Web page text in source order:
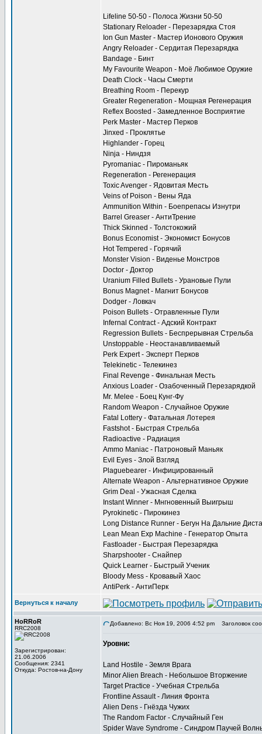
Lifeline 50-50 - Полоса Жизни 50-50
Stationary Reloader - Перезарядка Стоя
Ion Gun Master - Мастер Ионового Оружия
Angry Reloader - Сердитая Перезарядка
Bandage - Бинт
My Favourite Weapon - Моё Любимое Оружие
Death Clock - Часы Смерти
Breathing Room - Перекур
Greater Regeneration - Мощная Регенерация
Reflex Boosted - Замедленное Восприятие
Perk Master - Мастер Перков
Jinxed - Проклятье
Highlander - Горец
Ninja - Ниндзя
Pyromaniac - Пироманьяк
Regeneration - Регенерация
Toxic Avenger - Ядовитая Месть
Veins of Poison - Вены Яда
Ammunition Within - Боепрепасы Изнутри
Barrel Greaser - АнтиТрение
Thick Skinned - Толстокожий
Bonus Economist - Экономист Бонусов
Hot Tempered - Горячий
Monster Vision - Виденье Монстров
Doctor - Доктор
Uranium Filled Bullets - Урановые Пули
Bonus Magnet - Магнит Бонусов
Dodger - Ловкач
Poison Bullets - Отравленные Пули
Infernal Contract - Адский Контракт
Regression Bullets - Беспрерывная Стрельба
Unstoppable - Неостанавливаемый
Perk Expert - Эксперт Перков
Telekinetic - Телекинез
Final Revenge - Финальная Месть
Anxious Loader - Озабоченный Перезарядкой
Mr. Melee - Боец Кунг-Фу
Random Weapon - Случайное Оружие
Fatal Lottery - Фатальная Лотерея
Fastshot - Быстрая Стрельба
Radioactive - Радиация
Ammo Maniac - Патроновый Маньяк
Evil Eyes - Злой Взгляд
Plaguebearer - Инфицированный
Alternate Weapon - Альтернативное Оружие
Grim Deal - Ужасная Сделка
Instant Winner - Мнгновенный Выигрыш
Pyrokinetic - Пирокинез
Long Distance Runner - Бегун На Дальние
Lean Mean Exp Machine - Генератор Опыта
Fastloader - Быстрая Перезарядка
Sharpshooter - Снайпер
Quick Learner - Быстрый Ученик
Bloody Mess - Кровавый Хаос
AntiPerk - АнтиПерк
Вернуться к началу
HoRRoR
RRC2008
Зарегистрирован:
21.06.2006
Сообщения: 2341
Откуда: Ростов-на-Дону
Добавлено: Вс Ноя 19, 2006 4:52 pm Заголовок
Уровни:
Land Hostile - Земля Врага
Minor Alien Breach - Небольшое Вторжение
Target Practice - Учебная Стрельба
Frontline Assault - Линия Фронта
Alien Dens - Гнёзда Чужих
The Random Factor - Случайный Ген
Spider Wave Syndrome - Синдром Паучей